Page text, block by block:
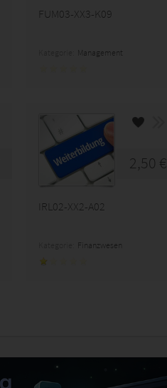
FUM03-XX3-K09
Management
2,50 €
IRL02-XX2-A02
Finanzwesen